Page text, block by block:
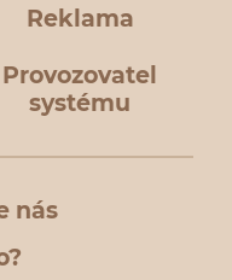
Reklama
Provozovatel
systému
nás